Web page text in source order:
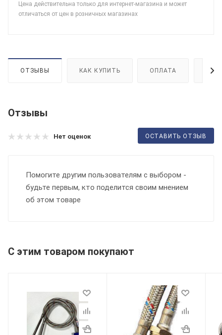
Цена действительна только для интернет-магазина и может
отличаться от цен в розничных магазинах
ОТЗЫВЫ КАК КУПИТЬ ОПЛАТА
Отзывы
Нет оценок ОСТАВИТЬ ОТЗЫВ
Помогите другим пользователям с выбором -
будьте первым, кто поделится своим мнением
об этом товаре
С этим товаром покупают